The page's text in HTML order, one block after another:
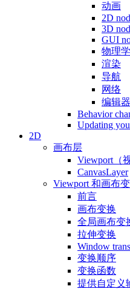
动画
2D
3D
GUI
物理学
渲染
导航
网络
编辑
Behavior
Updating
2D
画布层
Viewport（
CanvasLayer
Viewport 和画布
前言
画布变换
全局画布变
拉伸变换
Window
变换顺序
变换函数
提供自定义